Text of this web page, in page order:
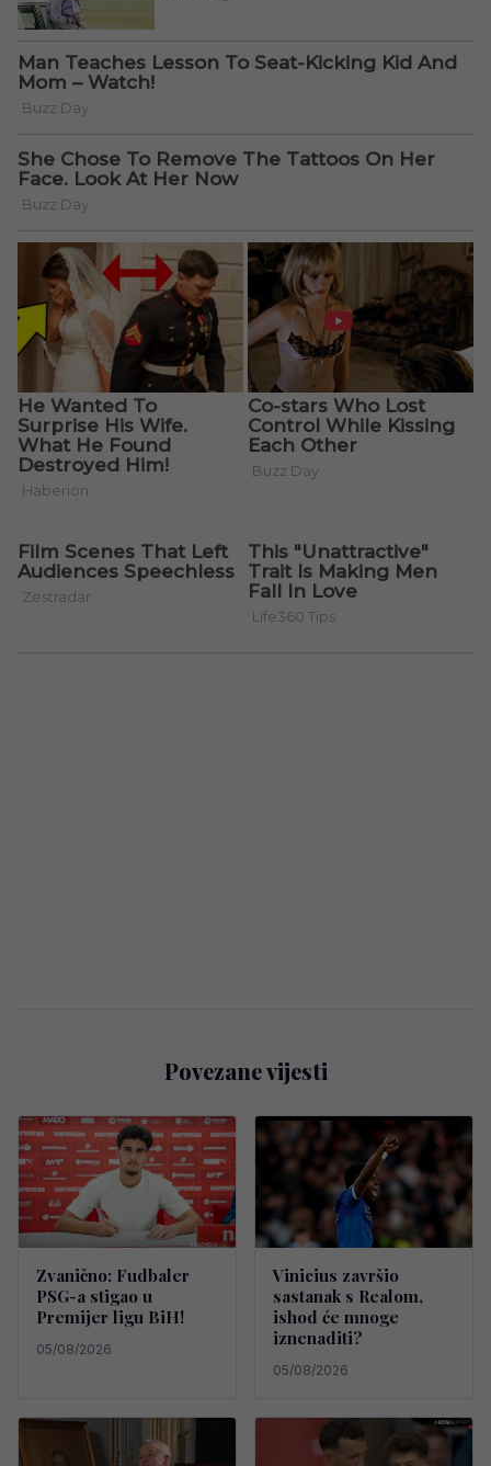
Povezane vijesti
Zvanično: Fudbaler
PSG-a stigao u
Premijer ligu BiH!
05/08/2026
Vinicius završio
sastanak s Realom,
ishod će mnoge
iznenaditi?
05/08/2026